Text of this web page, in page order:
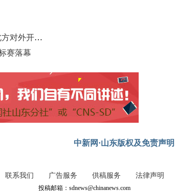
山东青岛加快国际航运中心建设 打造中国北方对外开放门户
赛落幕
中新网·山东版权及免责声明
联系我们 广告服务 供稿服务 法律声明
投稿邮箱：sdnews@chinanews.com